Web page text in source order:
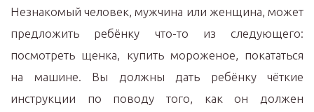
Незнакомый человек, мужчина или женщина, может
предложить ребёнку что-то из следующего:
посмотреть щенка, купить мороженое, покататься
на машине. Вы должны дать ребёнку чёткие
инструкции по поводу того, как он должен